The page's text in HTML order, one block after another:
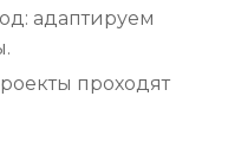
адаптируем
проходят